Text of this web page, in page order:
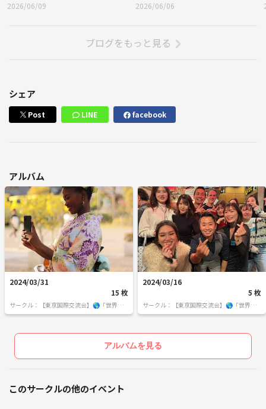
2026/06/09 2026/06/06
ブログをもっと見る
シェア
Post LINE facebook
アルバム
2024/03/31
15 枚
サークル：【東京国際交流会】🌎「世界の
人と繋りたい」違う世界見てみたい方は必
す。
2024/03/16
5 枚
サークル：【東京国際交流会】🌎「世界の
人と繋りたい」違う世界見てみたい方は必
す。
アルバムを見る
このサークルの他のイベント